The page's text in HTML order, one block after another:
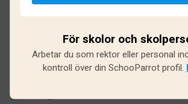
Utmärkt
Medel
Undermålig
Dålig
För skolor och
Arbetar du som rektor eller personal
kontroll över din SchooParrot profil.